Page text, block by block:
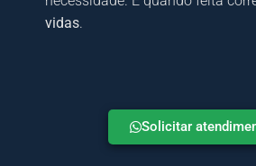
vidas.
Solicitar